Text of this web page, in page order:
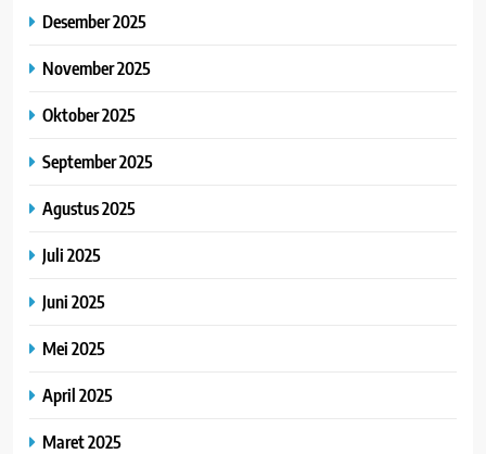
Desember 2025
November 2025
Oktober 2025
September 2025
Agustus 2025
Juli 2025
Juni 2025
Mei 2025
April 2025
Maret 2025